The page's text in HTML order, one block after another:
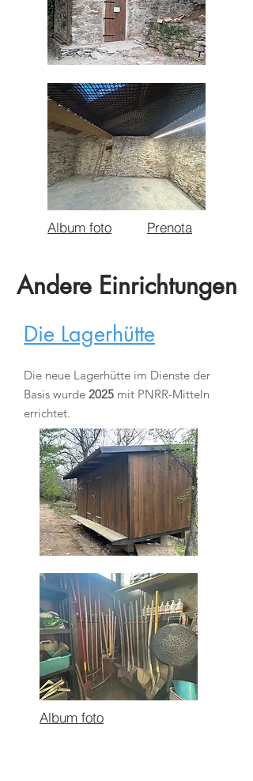
Album foto Prenota
Andere Einrichtungen
Die Lagerhütte
Die neue Lagerhütte im Dienste der
Basis wurde 2025 mit PNRR-Mitteln
errichtet.
Album foto